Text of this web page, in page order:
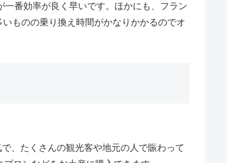
番効率が良く早いです。ほかにも、フラン
ものの乗り換え時間がかなりかかるのでオ
、たくさんの観光客や地元の人で賑わって